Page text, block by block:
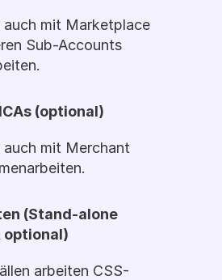
auch mit Marketplace
Sub-Accounts
(optional)
auch mit Merchant
(Stand-alone
optional)
arbeiten CSS-